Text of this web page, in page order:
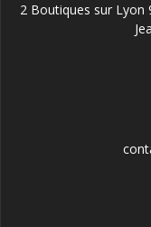
2 Boutiques sur Lyon